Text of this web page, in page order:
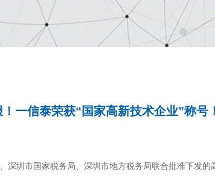
一信泰荣获“国家高新技术企业”称号！
圳市国家税务局、深圳市地方税务局联合批准下发的